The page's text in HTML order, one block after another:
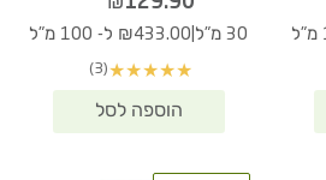
30 מ"ל ₪433.00 ל- 100 מ"ל
★
★
★
★
★
(3)